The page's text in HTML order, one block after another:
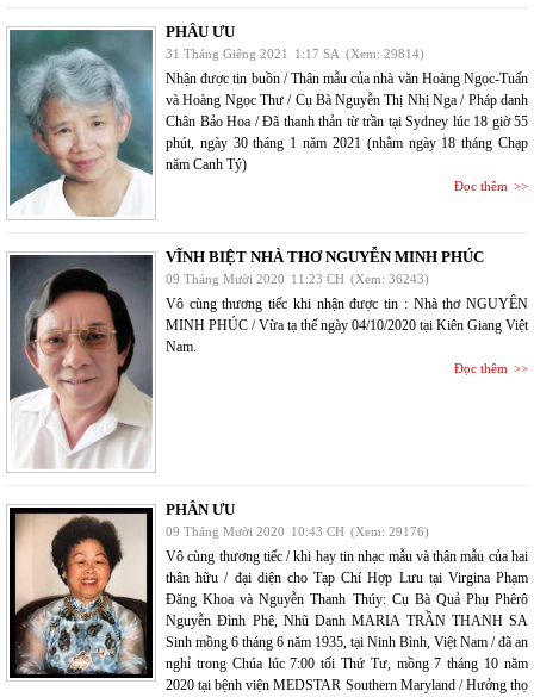
PHÂU ƯU
31 Tháng Giêng 2021 1:17 SA (Xem: 29814)
Nhận được tin buồn / Thân mẫu của nhà văn Hoàng Ngọc-Tuấn
và Hoàng Ngọc Thư / Cụ Bà Nguyễn Thị Nhị Nga / Pháp danh
Chân Bảo Hoa / Đã thanh thản từ trần tại Sydney lúc 18 giờ 55
phút, ngày 30 tháng 1 năm 2021 (nhằm ngày 18 tháng Chạp
năm Canh Tý)
Đọc thêm
VĨNH BIỆT NHÀ THƠ NGUYỄN MINH PHÚC
09 Tháng Mười 2020 11:23 CH (Xem: 36243)
Vô cùng thương tiếc khi nhận được tin : Nhà thơ NGUYÊN
MINH PHÚC / Vừa tạ thế ngày 04/10/2020 tại Kiên Giang Việt
Nam.
Đọc thêm
PHÂN ƯU
09 Tháng Mười 2020 10:43 CH (Xem: 29176)
Vô cùng thương tiếc / khi hay tin nhạc mẫu và thân mẫu của hai
thân hữu / đại diện cho Tạp Chí Hợp Lưu tại Virgina Phạm
Đăng Khoa và Nguyễn Thanh Thúy: Cụ Bà Quả Phụ Phêrô
Nguyễn Đình Phê, Nhũ Danh MARIA TRẦN THANH SA
Sinh mồng 6 tháng 6 năm 1935, tại Ninh Bình, Việt Nam / đã an
nghỉ trong Chúa lúc 7:00 tối Thứ Tư, mồng 7 tháng 10 năm
2020 tại bệnh viện MEDSTAR Southern Maryland / Hưởng thọ